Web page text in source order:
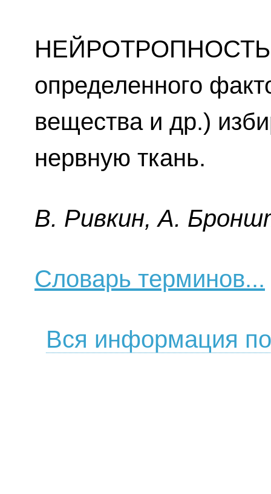
НЕЙРОТРОПНОСТЬ
определенного
вещества и др.)
нервную ткань.
B. Pивкин, A.
Словарь терминов...
Вся информация